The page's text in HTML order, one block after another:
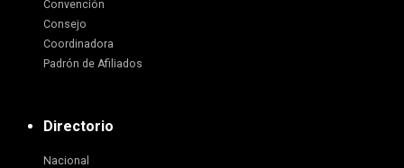
Convención
Consejo
Coordinadora
Padrón de Afiliados
Directorio
Nacional